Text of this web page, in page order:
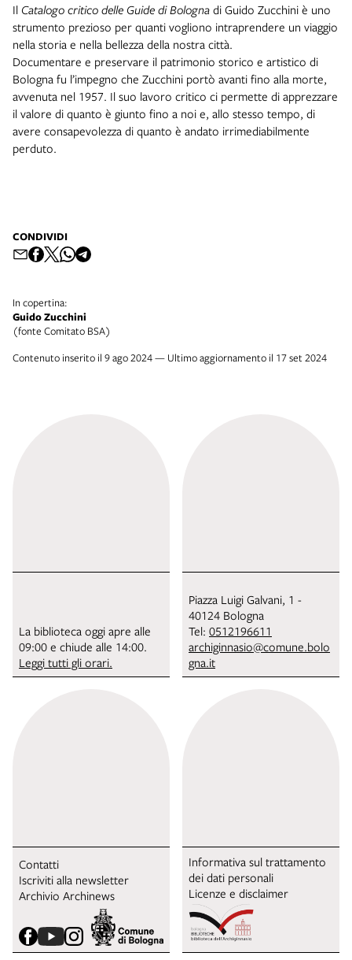
Il Catalogo critico delle Guide di Bologna di Guido Zucchini è uno
strumento prezioso per quanti vogliono intraprendere un viaggio
nella storia e nella bellezza della nostra città.
Documentare e preservare il patrimonio storico e artistico di
Bologna fu l’impegno che Zucchini portò avanti fino alla morte,
avvenuta nel 1957. Il suo lavoro critico ci permette di apprezzare
il valore di quanto è giunto fino a noi e, allo stesso tempo, di
avere consapevolezza di quanto è andato irrimediabilmente
perduto.
CONDIVIDI
In copertina:
Guido Zucchini
(fonte Comitato BSA)
Contenuto inserito il 9 ago 2024 — Ultimo aggiornamento il 17 set 2024
La biblioteca oggi apre alle
09:00 e chiude alle 14:00.
Leggi tutti gli orari.
Piazza Luigi Galvani, 1 -
40124 Bologna
Tel: 0512196611
archiginnasio@comune.bolo
gna.it
Contatti
Iscriviti alla newsletter
Archivio Archinews
Informativa sul trattamento
dei dati personali
Licenze e disclaimer